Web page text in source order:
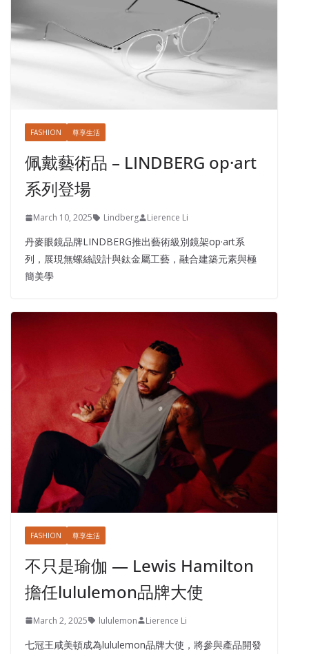
FASHION 尊享生活
佩戴藝術品 – LINDBERG op·art
系列登場
March 10, 2025 Lindberg Lierence Li
丹麥眼鏡品牌LINDBERG推出藝術級別鏡架op·art系
列，展現無螺絲設計與鈦金屬工藝，融合建築元素與極
簡美學
FASHION 尊享生活
不只是瑜伽 — Lewis Hamilton
擔任lululemon品牌大使
March 2, 2025 lululemon Lierence Li
七冠王咸美頓成為lululemon品牌大使，將參與產品開發